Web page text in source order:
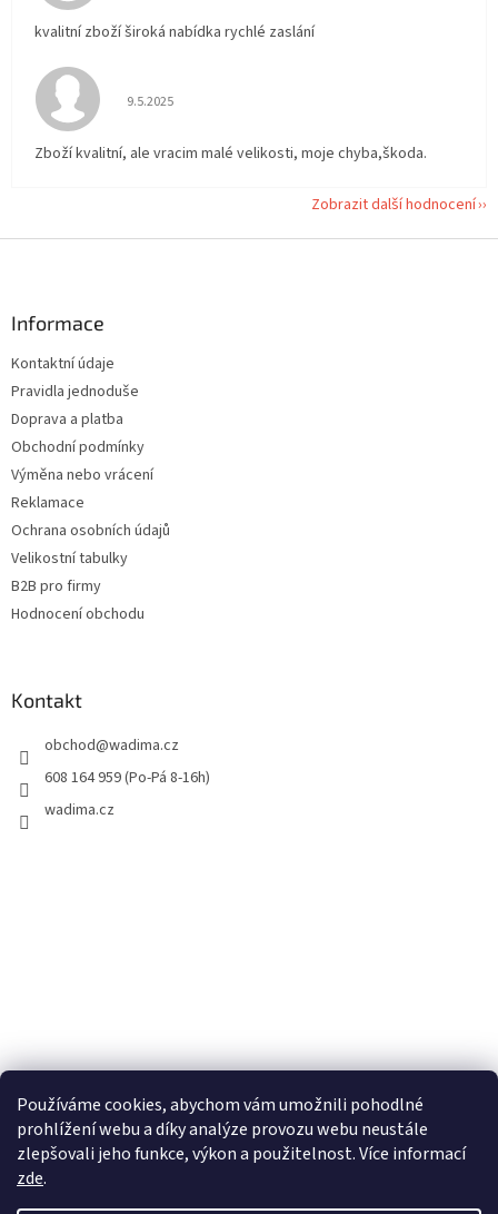
Používáme cookies, abychom vám umožnili pohodlné
prohlížení webu a díky analýze provozu webu neustále
zlepšovali jeho funkce, výkon a použitelnost. Více informací
zde.
kvalitní zboží široká nabídka rychlé zaslání
Hodnocení obchodu je 5 z 5 hvězdiček.
9.5.2025
Zboží kvalitní, ale vracim malé velikosti, moje chyba,škoda.
Zobrazit další hodnocení
Informace
Kontaktní údaje
Pravidla jednoduše
Doprava a platba
Obchodní podmínky
Výměna nebo vrácení
Reklamace
Ochrana osobních údajů
Velikostní tabulky
B2B pro firmy
Hodnocení obchodu
Kontakt
obchod@wadima.cz
608 164 959 (Po-Pá 8-16h)
wadima.cz